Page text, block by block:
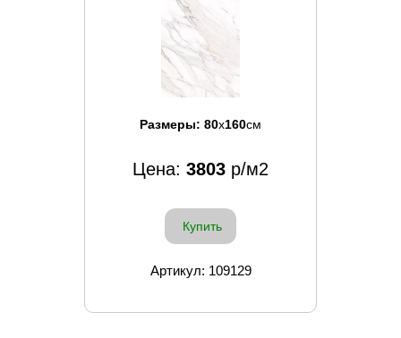
Размеры: 80x160см
Цена: 3803 р/м2
Купить
Артикул: 109129